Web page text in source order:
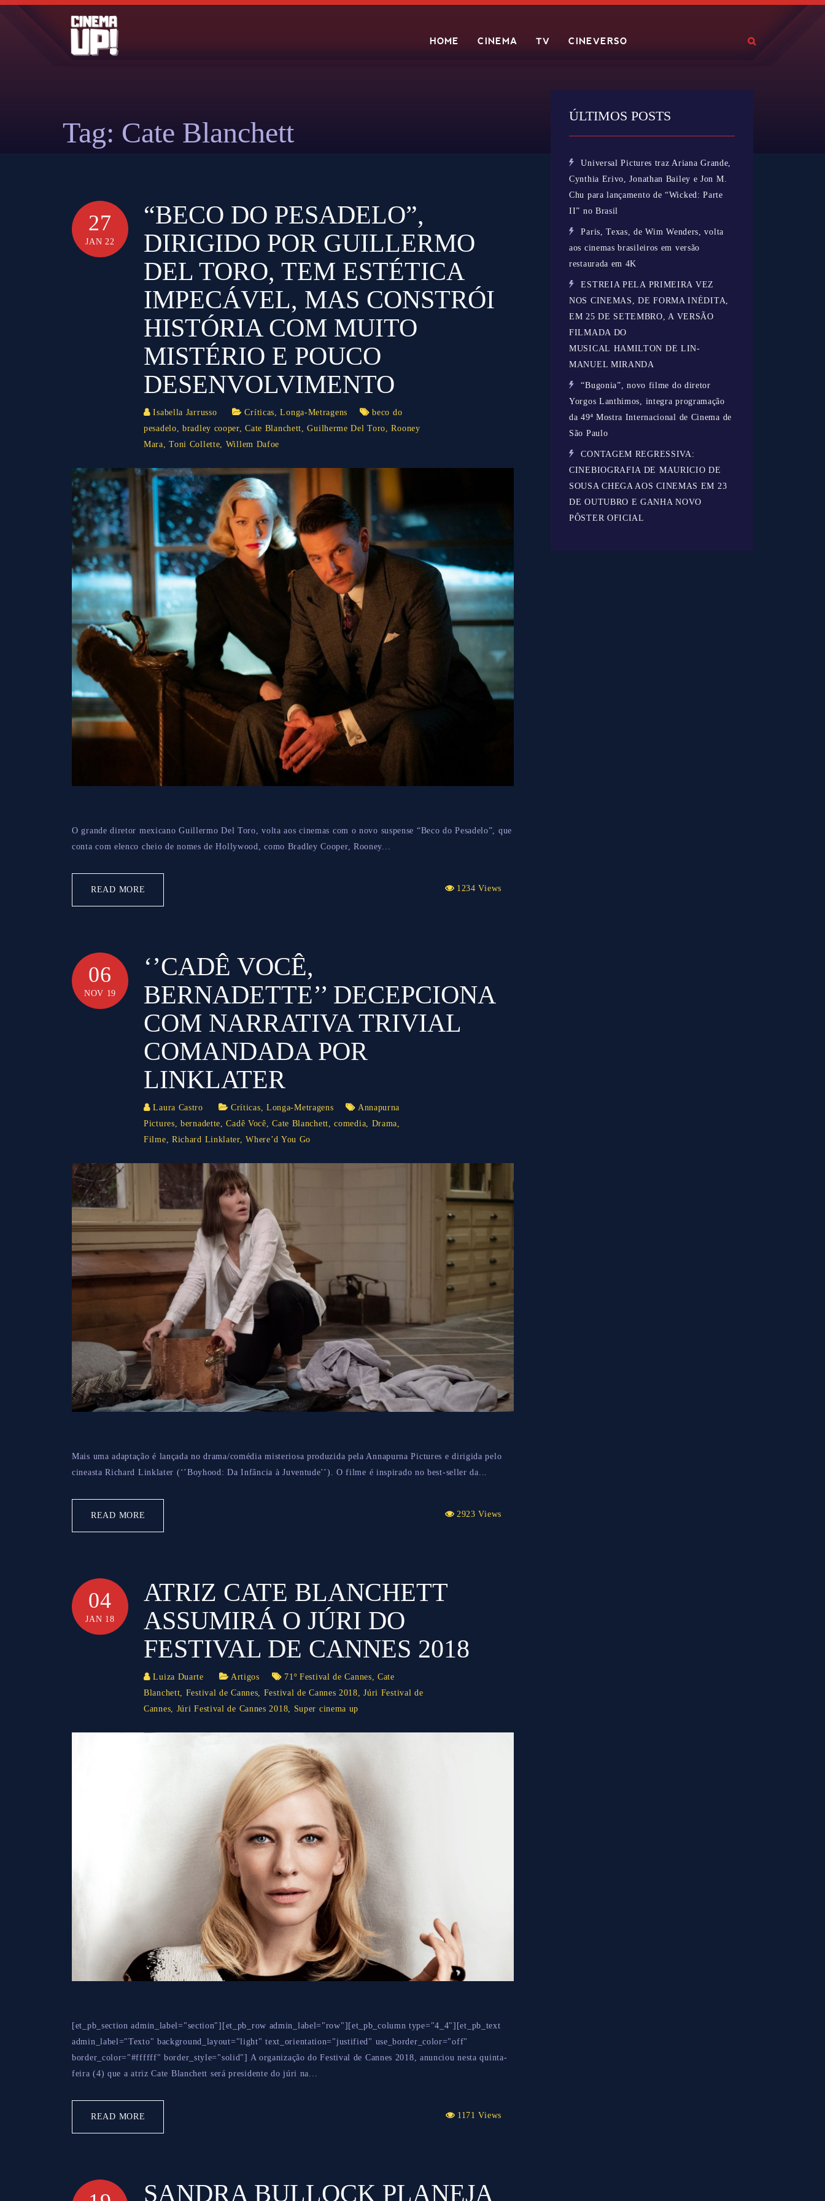
Skip
HOME CINEMA TV CINEVERSO
Tag: Cate Blanchett
27
JAN 22
“BECO DO PESADELO”,
DIRIGIDO POR GUILLERMO
DEL TORO, TEM ESTÉTICA
IMPECÁVEL, MAS CONSTRÓI
HISTÓRIA COM MUITO
MISTÉRIO E POUCO
DESENVOLVIMENTO
Isabella Jarrusso Críticas,Longa-Metragens
beco do
pesadelo,bradley cooper,Cate Blanchett,Guilherme Del Toro,Rooney
Mara,Toni Collette, Willem Dafoe
O grande diretor mexicano Guillermo Del Toro, volta aos cinemas com o novo suspense “Beco do Pesadelo”, que
conta com elenco cheio de nomes de Hollywood, como Bradley Cooper, Rooney...
READ MORE 1234 Views
06
NOV 19
‘’CADÊ VOCÊ,
BERNADETTE’’ DECEPCIONA
COM NARRATIVA TRIVIAL
COMANDADA POR
LINKLATER
Laura Castro Críticas Longa-Metragens
Annapurna
Pictures ,bernadette ,Cadê Você ,Cate Blanchett ,comedia Drama
Filme
Richard Linklater,Where’d You Go
Mais uma adaptação é lançada no drama/comédia misteriosa produzida pela Annapurna Pictures e dirigida pelo
cineasta Richard Linklater (‘’Boyhood: Da Infância à Juventude’’). O filme é inspirado no best-seller da...
READ MORE 2923 Views
04
JAN 18
ATRIZ CATE BLANCHETT
ASSUMIRÁ O JÚRI DO
FESTIVAL DE CANNES 2018
Luiza Duarte Artigos 71º Festival de Cannes,Cate
Blanchett, Festival de Cannes, Festival de Cannes 2018,Júri Festival de
Cannes, Júri Festival de Cannes 2018, Super cinema up
[et_pb_section admin_label="section"][et_pb_row admin_label="row"][et_pb_column type="4_4"][et_pb_text
admin_label="Texto" background_layout="light" text_orientation="justified" use_border_color="off"
border_color="#ffffff" border_style="solid"] A organização do Festival de Cannes 2018, anunciou nesta quinta-
feira (4) que a atriz Cate Blanchett será presidente do júri na...
READ MORE 1171 Views
SANDRA BULLOCK PLANEJA
ÚLTIMOS POSTS
Universal Pictures traz Ariana Grande,
Cynthia Erivo, Jonathan Bailey e Jon M.
Chu para lançamento de “Wicked: Parte
II” no Brasil
Paris, Texas, de Wim Wenders, volta
aos cinemas brasileiros em versão
restaurada em 4K
ESTREIA PELA PRIMEIRA VEZ
NOS CINEMAS, DE FORMA INÉDITA,
EM 25 DE SETEMBRO, A VERSÃO
FILMADA DO
MUSICAL HAMILTON DE LIN-
MANUEL MIRANDA
“Bugonia”, novo filme do diretor
Yorgos Lanthimos, integra programação
da 49ª Mostra Internacional de Cinema de
São Paulo
CONTAGEM REGRESSIVA:
CINEBIOGRAFIA DE MAURICIO DE
SOUSA CHEGA AOS CINEMAS EM 23
DE OUTUBRO E GANHA NOVO
PÔSTER OFICIAL